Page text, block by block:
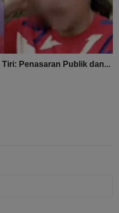
Penasaran Publik dan...